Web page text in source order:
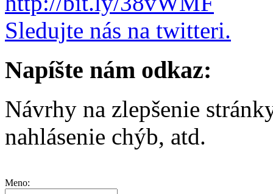
Sledujte nás na twitteri.
Napíšte nám odkaz:
Návrhy na zlepšenie
nahlásenie chýb, atd.
Meno: